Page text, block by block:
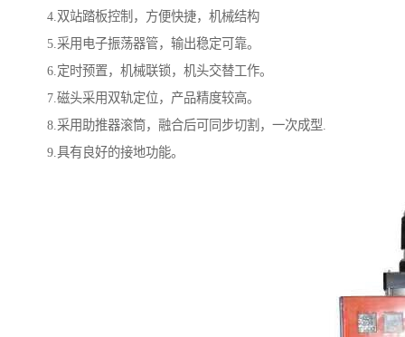
4.双站踏板控制，方便快捷，机械结构
5.采用电子振荡器管，输出稳定可靠。
6.定时预置，机械联锁，机头交替工作。
7.磁头采用双轨定位，产品精度较高。
8.采用助推器滚筒，融合后可同步切割，一次成型.
9.具有良好的接地功能。